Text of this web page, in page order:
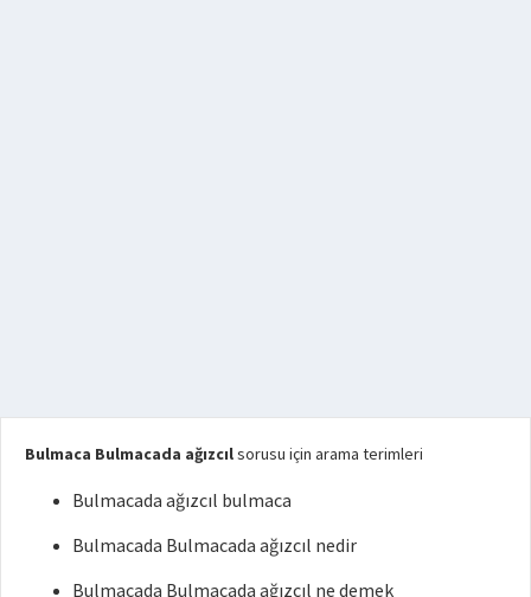
Bulmaca Bulmacada ağızcılsorusu için arama terimleri
Bulmacada ağızcıl bulmaca
Bulmacada Bulmacada ağızcıl nedir
Bulmacada Bulmacada ağızcıl ne demek